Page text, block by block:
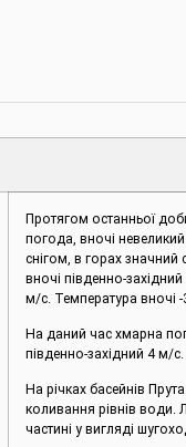
Протягом останньої
погода, вночі
снігом, в горах значний
вночі південно-
м/с. Температура вночі -
На даний час хмарна
південно-західний 4 м/
На річках басейнів
коливання рівнів води.
частині у вигляді